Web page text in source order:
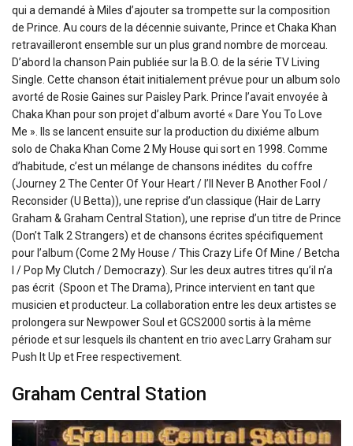
qui a demandé à Miles d’ajouter sa trompette sur la composition
de Prince. Au cours de la décennie suivante, Prince et Chaka Khan
retravailleront ensemble sur un plus grand nombre de morceau.
D’abord la chanson Pain publiée sur la B.O. de la série TV Living
Single. Cette chanson était initialement prévue pour un album solo
avorté de Rosie Gaines sur Paisley Park. Prince l’avait envoyée à
Chaka Khan pour son projet d’album avorté « Dare You To Love
Me ». Ils se lancent ensuite sur la production du dixiéme album
solo de Chaka Khan Come 2 My House qui sort en 1998. Comme
d’habitude, c’est un mélange de chansons inédites du coffre
(Journey 2 The Center Of Your Heart / I’ll Never B Another Fool /
Reconsider (U Betta)), une reprise d’un classique (Hair de Larry
Graham & Graham Central Station), une reprise d’un titre de Prince
(Don’t Talk 2 Strangers) et de chansons écrites spécifiquement
pour l’album (Come 2 My House / This Crazy Life Of Mine / Betcha
I / Pop My Clutch / Democrazy). Sur les deux autres titres qu’il n’a
pas écrit (Spoon et The Drama), Prince intervient en tant que
musicien et producteur. La collaboration entre les deux artistes se
prolongera sur Newpower Soul et GCS2000 sortis à la même
période et sur lesquels ils chantent en trio avec Larry Graham sur
Push It Up et Free respectivement.
Graham Central Station